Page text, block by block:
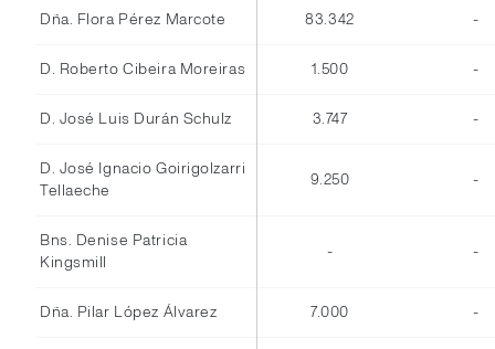
Dña. Flora Pérez Marcote 83.342 -
D. Roberto Cibeira Moreiras 1.500 -
D. José Luis Durán Schulz 3.747 -
D. José Ignacio Goirigolzarri
Tellaeche
9.250 -
Bns. Denise Patricia
Kingsmill
- -
Dña. Pilar López Álvarez 7.000 -